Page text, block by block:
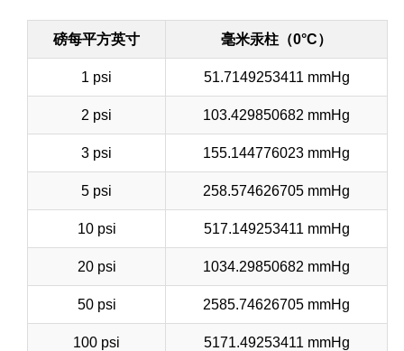
磅每平方英寸 毫米汞柱（0°C）
1 psi 51.7149253411 mmHg
2 psi 103.429850682 mmHg
3 psi 155.144776023 mmHg
5 psi 258.574626705 mmHg
10 psi 517.149253411 mmHg
20 psi 1034.29850682 mmHg
50 psi 2585.74626705 mmHg
100 psi 5171.49253411 mmHg